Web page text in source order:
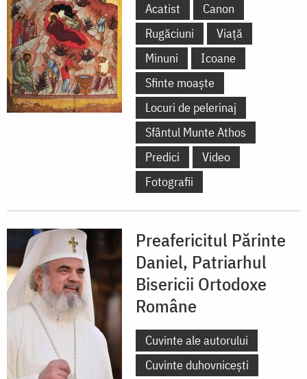
Acatist
Canon
Rugăciuni
Viață
Minuni
Icoane
Sfinte moaște
Locuri de pelerinaj
Sfântul Munte Athos
Predici
Video
Fotografii
Preafericitul Părinte
Daniel, Patriarhul
Bisericii Ortodoxe
Române
Cuvinte ale autorului
Cuvinte duhovnicești